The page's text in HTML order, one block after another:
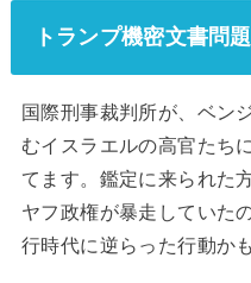
トランプ機密文書問
国際刑事裁判所が、ベン
むイスラエルの高官たち
てます。鑑定に来られた
ヤフ政権が暴走していた
行時代に逆らった行動か